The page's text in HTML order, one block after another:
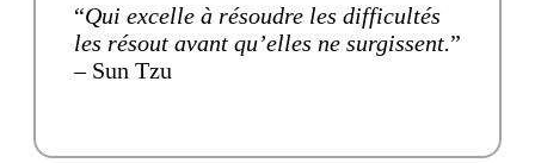
“Qui excelle à résoudre les difficultés
les résout avant qu’elles ne surgissent.”
– Sun Tzu